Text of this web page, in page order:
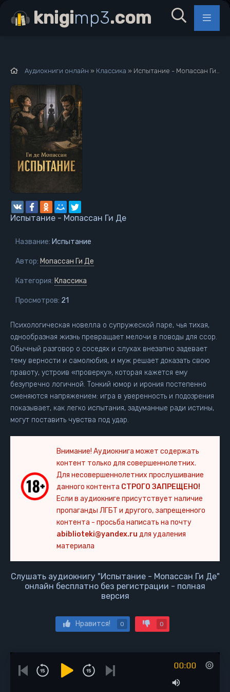
Аудиокниги онлайн » Классика » Испытание - Мопассан Ги Де
Испытание - Мопассан Ги Де
Название: Испытание
Автор: Мопассан Ги Де
Категория: Классика
Просмотров: 21
Психологическая новелла о супружеской паре, чья тихая,
однообразная жизнь превращает мелочи в поводы для ссор.
Обычный разговор о соседях и слухах внезапно задевает
тему верности и самолюбия, и муж решает доказать свою
правоту, устроив «проверку», которая кажется ему
безупречно логичной. Тонкий юмор и ирония постепенно
сменяются напряжением: игра в уверенность и подозрения
показывает, как легко испытания, задуманные ради истины,
могут поставить чувства под удар.
Внимание! Аудиокнига может содержать
контент только для совершеннолетних.
Для несовершеннолетних прослушивание
данного контента СТРОГО ЗАПРЕЩЕНО!
Если в аудиокниге присутствует наличие
пропаганды ЛГБТ и другого, запрещенного
контента - просьба написать на почту
abiblioteki@yandex.ru для удаления
материала
Слушать аудиокнигу "Испытание - Мопассан Ги Де"
онлайн бесплатно без регистрации - полная
версия
Нравится! 0 0
00:00
knigimp3.com